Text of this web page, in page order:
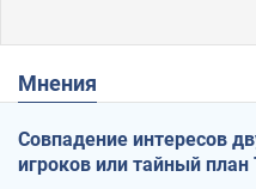
Мнения
Совпадение интересов
игроков или тайный